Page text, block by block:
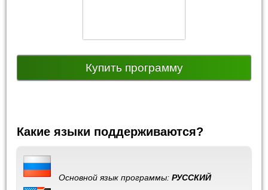
Купить программу
Какие языки поддерживаются?
Основной язык программы:РУССКИЙ